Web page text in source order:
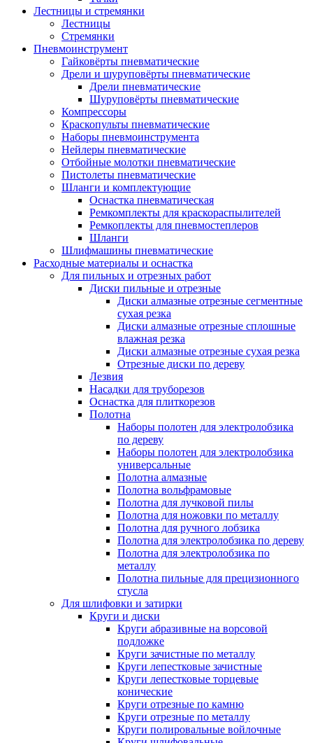
Лестницы и стремянки
Лестницы
Стремянки
Пневмоинструмент
Гайковёрты пневматические
Дрели и шуруповёрты пневматические
Дрели пневматические
Шуруповёрты пневматические
Компрессоры
Краскопульты пневматические
Наборы пневмоинструмента
Нейлеры пневматические
Отбойные молотки пневматические
Пистолеты пневматические
Шланги и комплектующие
Оснастка пневматическая
Ремкомплекты для краскораспылителей
Ремкоплекты для пневмостеплеров
Шланги
Шлифмашины пневматические
Расходные материалы и оснастка
Для пильных и отрезных работ
Диски пильные и отрезные
Диски алмазные отрезные сегментные
сухая резка
Диски алмазные отрезные сплошные
влажная резка
Диски алмазные отрезные сухая резка
Отрезные диски по дереву
Лезвия
Насадки для труборезов
Оснастка для плиткорезов
Полотна
Наборы полотен для электролобзика
по дереву
Наборы полотен для электролобзика
универсальные
Полотна алмазные
Полотна вольфрамовые
Полотна для лучковой пилы
Полотна для ножовки по металлу
Полотна для ручного лобзика
Полотна для электролобзика по дереву
Полотна для электролобзика по
металлу
Полотна пильные для прецизионного
стусла
Для шлифовки и затирки
Круги и диски
Круги абразивные на ворсовой
подложке
Круги зачистные по металлу
Круги лепестковые зачистные
Круги лепестковые торцевые
конические
Круги отрезные по камню
Круги отрезные по металлу
Круги полировальные войлочные